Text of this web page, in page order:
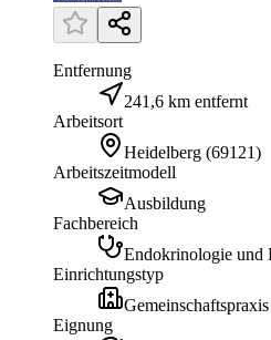
Entfernung
241,6 km entfernt
Arbeitsort
Heidelberg (69121)
Arbeitszeitmodell
Ausbildung
Fachbereich
Endokrinologie und
Einrichtungstyp
Eignung